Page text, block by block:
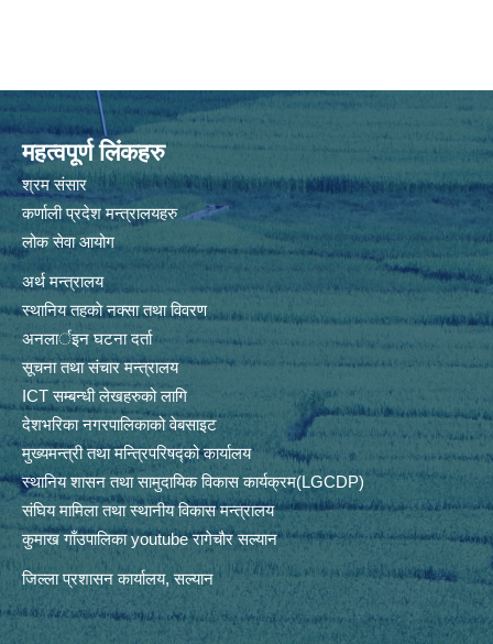
महत्वपूर्ण लिंकहरु
श्रम संसार
कर्णाली प्रदेश मन्त्रालयहरु
लोक सेवा आयोग
अर्थ मन्त्रालय
स्थानिय तहकाे नक्सा तथा विवरण
अनलार्इन घटना दर्ता
सूचना तथा संचार मन्त्रालय
ICT सम्बन्धी लेखहरुको लागि
देशभरिका नगरपालिकाको वेबसाइट
मुख्यमन्त्री तथा मन्त्रिपरिषद्को कार्यालय
स्थानिय शासन तथा सामुदायिक विकास कार्यक्रम(LGCDP)
संघिय मामिला तथा स्थानीय विकास मन्त्रालय
कुमाख गाँउपालिका youtube रागेचाैर सल्यान
जिल्ला प्रशासन कार्यालय, सल्यान